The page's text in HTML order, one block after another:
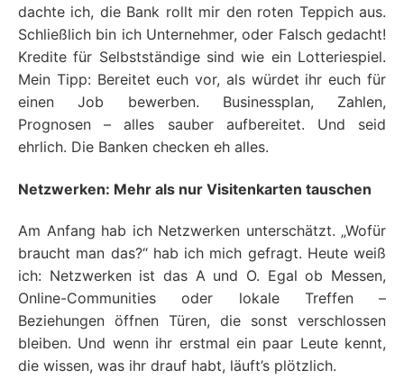
dachte ich, die Bank rollt mir den roten Teppich aus.
Schließlich bin ich Unternehmer, oder Falsch gedacht!
Kredite für Selbstständige sind wie ein Lotteriespiel.
Mein Tipp: Bereitet euch vor, als würdet ihr euch für
einen Job bewerben. Businessplan, Zahlen,
Prognosen – alles sauber aufbereitet. Und seid
ehrlich. Die Banken checken eh alles.
Netzwerken: Mehr als nur Visitenkarten tauschen
Am Anfang hab ich Netzwerken unterschätzt. „Wofür
braucht man das?“ hab ich mich gefragt. Heute weiß
ich: Netzwerken ist das A und O. Egal ob Messen,
Online-Communities oder lokale Treffen –
Beziehungen öffnen Türen, die sonst verschlossen
bleiben. Und wenn ihr erstmal ein paar Leute kennt,
die wissen, was ihr drauf habt, läuft’s plötzlich.